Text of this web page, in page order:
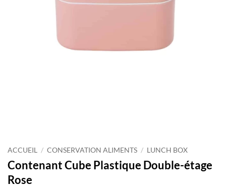
ACCUEIL / CONSERVATION ALIMENTS / LUNCH BOX
Contenant Cube Plastique Double-étage
Rose